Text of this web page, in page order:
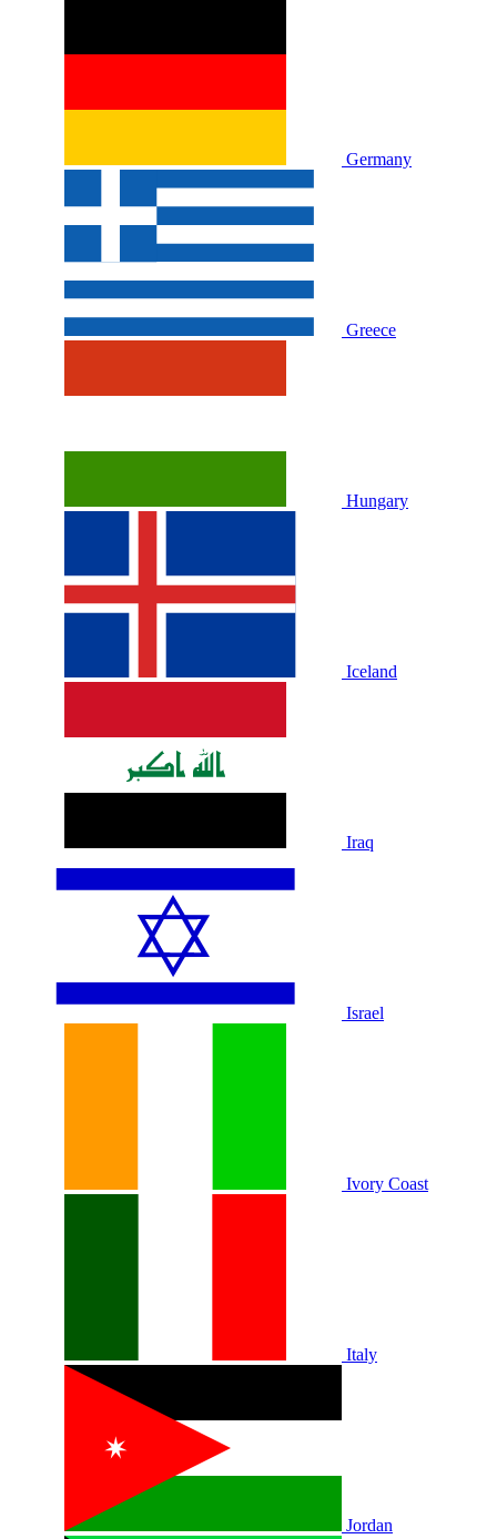
Germany
Greece
Hungary
Iceland
Iraq
Israel
Ivory Coast
Italy
Jordan